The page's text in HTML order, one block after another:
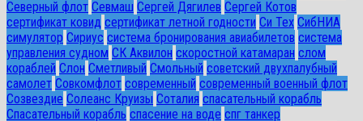
Северный флот Севмаш Сергей Дягилев Сергей Котов
сертификат ковид сертификат летной годности Си Тех СибНИА
симулятор Сириус система бронирования авиабилетов система
управления судном СК Аквилон скоростной катамаран слом
кораблей Слон Сметливый Смольный советский двухпалубный
самолет Совкомфлот современный современный военный флот
Созвездие Солеанс Круизы Соталия спасательный корабль
Спасательный корабль спасение на воде спг танкер